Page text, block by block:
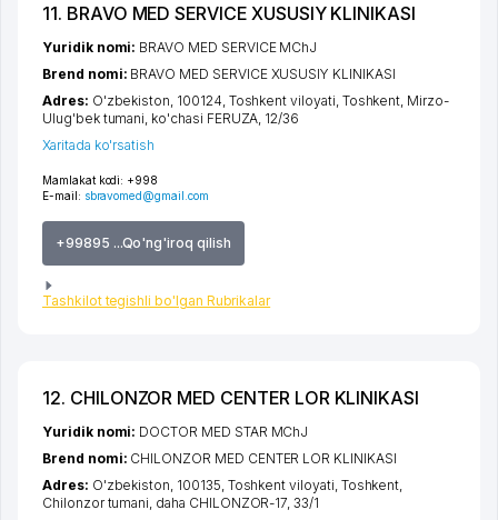
11. BRAVO MED SERVICE XUSUSIY KLINIKASI
Mamlakat kodi: +998
E-mail: sbravomed@gmail.com
+99895 ...Qo'ng'iroq qilish
Tashkilot tegishli bo'lgan Rubrikalar
Yuridik nomi: BRAVO MED SERVICE MChJ
Brend nomi: BRAVO MED SERVICE XUSUSIY KLINIKASI
Adres: O'zbekiston, 100124, Toshkent viloyati Toshkent Mirzo-
Ulug'bek tumani ko'chasi FERUZA , 12/36
Xaritada ko'rsatish
12. CHILONZOR MED CENTER LOR KLINIKASI
Yuridik nomi: DOCTOR MED STAR MChJ
Brend nomi: CHILONZOR MED CENTER LOR KLINIKASI
Adres: O'zbekiston, 100135, Toshkent viloyati, Toshkent,
Chilonzor tumani, daha CHILONZOR-17, 33/1